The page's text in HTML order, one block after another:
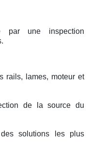
par une inspection
rails, lames, moteur et
de la source du
solutions les plus